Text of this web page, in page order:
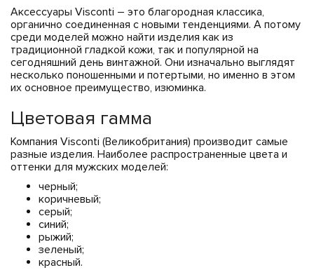
Аксессуары Visconti – это благородная классика,
органично соединенная с новыми тенденциями. А потому
среди моделей можно найти изделия как из
традиционной гладкой кожи, так и популярной на
сегодняшний день винтажной. Они изначально выглядят
несколько поношенными и потертыми, но именно в этом
их основное преимущество, изюминка.
Цветовая гамма
Компания Visconti (Великобритания) производит самые
разные изделия. Наиболее распространенные цвета и
оттенки для мужских моделей:
черный;
коричневый;
серый;
синий;
рыжий;
зеленый;
красный.